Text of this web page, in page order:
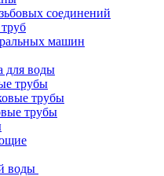
соединений
машин
для воды
трубы
трубы
трубы
воды